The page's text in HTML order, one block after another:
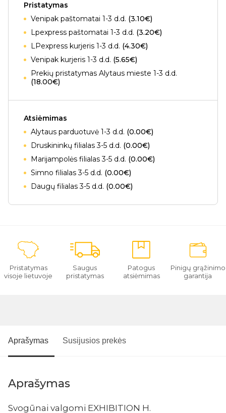
Pristatymas
Venipak paštomatai 1-3 d.d. (3.10€)
Lpexpress paštomatai 1-3 d.d. (3.20€)
LPexpress kurjeris 1-3 d.d. (4.30€)
Venipak kurjeris 1-3 d.d. (5.65€)
Prekių pristatymas Alytaus mieste 1-3 d.d.
(18.00€)
Atsiėmimas
Alytaus parduotuvė 1-3 d.d. (0.00€)
Druskininkų filialas 3-5 d.d. (0.00€)
Marijampolės filialas 3-5 d.d. (0.00€)
Simno filialas 3-5 d.d. (0.00€)
Daugų filialas 3-5 d.d. (0.00€)
Pristatymas
visoje lietuvoje
Saugus
pristatymas
Patogus
atsiėmimas
Pinigų grąžinimo
garantija
Aprašymas Susijusios prekės
Aprašymas
Svogūnai valgomi EXHIBITION H.